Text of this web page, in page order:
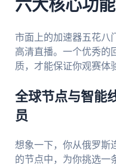
六大核心功能
市面上的加速器五花八
高清直播。一个优秀的
质，才能保证你观赛体
全球节点与智能
员
想象一下，你从俄罗斯
的节点中，为你挑选一